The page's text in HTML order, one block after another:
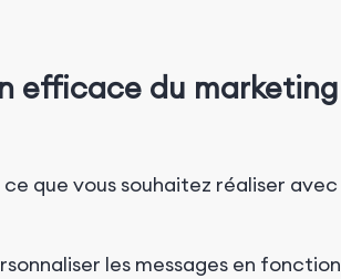
efficace du marketing
que vous souhaitez réaliser avec
les messages en fonction